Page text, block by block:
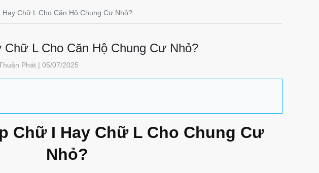
Chữ L Cho Căn Hộ Chung Cư Nhỏ?
L Cho Căn Hộ Chung Cư Nhỏ?
Phát | 05/07/2025
Chữ I Hay Chữ L Cho Chung Cư
Nhỏ?